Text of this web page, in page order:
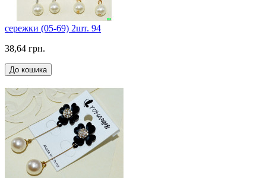
сережки (05-69) 2шт. 94
38,64 грн.
До кошика